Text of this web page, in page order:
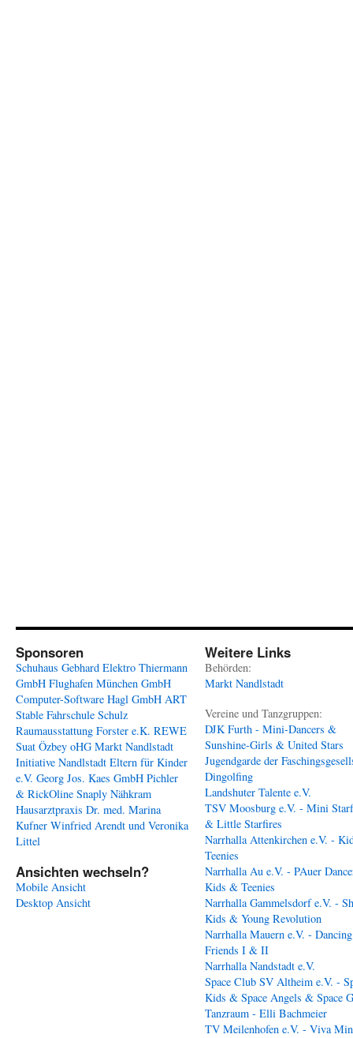
Sponsoren
Schuhaus Gebhard Elektro Thiermann
GmbH Flughafen München GmbH
Computer-Software Hagl GmbH ART
Stable Fahrschule Schulz
Raumausstattung Forster e.K. REWE
Suat Özbey oHG Markt Nandlstadt
Initiative Nandlstadt Eltern für Kinder
e.V. Georg Jos. Kaes GmbH Pichler
& RickOline Snaply Nähkram
Hausarztpraxis Dr. med. Marina
Kufner Winfried Arendt und Veronika
Littel
Ansichten wechseln?
Mobile Ansicht
Desktop Ansicht
Weitere Links
Behörden:
Markt Nandlstadt
Vereine und Tanzgruppen:
DJK Furth - Mini-Dancers &
Sunshine-Girls & United Stars
Jugendgarde der
Dingolfing
Landshuter Talente e.V.
TSV Moosburg e.V. - Mini
& Little Starfires
Narrhalla Attenkirchen e.V. -
Teenies
Narrhalla Au e.V. - PAuer
Kids & Teenies
Narrhalla Gammelsdorf e.V. -
Kids & Young Revolution
Narrhalla Mauern e.V. - Dancing
Friends I & II
Narrhalla Nandstadt e.V.
Space Club SV Altheim e.V. -
Kids & Space Angels & Space
Tanzraum - Elli Bachmeier
TV Meilenhofen e.V. - Viva